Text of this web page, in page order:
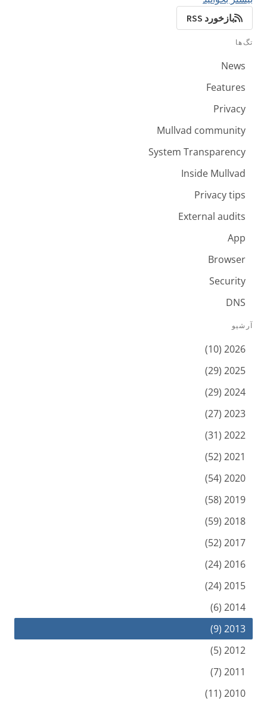
بازخورد RSS
تگ‌ها
News
Features
Privacy
Mullvad community
System Transparency
Inside Mullvad
Privacy tips
External audits
App
Browser
Security
DNS
آرشیو
2026 (10)
2025 (29)
2024 (29)
2023 (27)
2022 (31)
2021 (52)
2020 (54)
2019 (58)
2018 (59)
2017 (52)
2016 (24)
2015 (24)
2014 (6)
2013 (9)
2012 (5)
2011 (7)
2010 (11)